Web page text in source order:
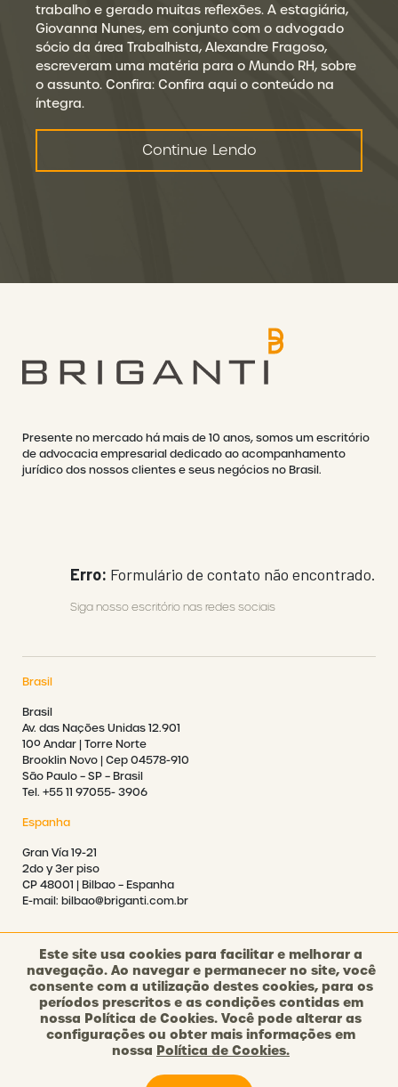
trabalho e gerado muitas reflexões. A estagiária,
Giovanna Nunes, em conjunto com o advogado
sócio da área Trabalhista, Alexandre Fragoso,
escreveram uma matéria para o Mundo RH, sobre
o assunto. Confira: Confira aqui o conteúdo na
íntegra.
Continue Lendo
Presente no mercado há mais de 10 anos, somos um escritório
de advocacia empresarial dedicado ao acompanhamento
jurídico dos nossos clientes e seus negócios no Brasil.
Erro: Formulário de contato não encontrado.
Siga nosso escritório nas redes sociais
Brasil
Brasil
Av. das Nações Unidas 12.901
10º Andar | Torre Norte
Brooklin Novo | Cep 04578-910
São Paulo – SP – Brasil
Tel. +55 11 97055- 3906
Espanha
Gran Vía 19-21
2do y 3er piso
CP 48001 | Bilbao – Espanha
E-mail: bilbao@briganti.com.br
©2021 BRIGANTI. TODOS OS DIREITOS RESERVADOS.
POLÍTICA DE PRIVACIDADE
Este site usa cookies para facilitar e melhorar a
navegação. Ao navegar e permanecer no site, você
consente com a utilização destes cookies, para os
períodos prescritos e as condições contidas em
nossa Política de Cookies. Você pode alterar as
configurações ou obter mais informações em
nossa Política de Cookies.